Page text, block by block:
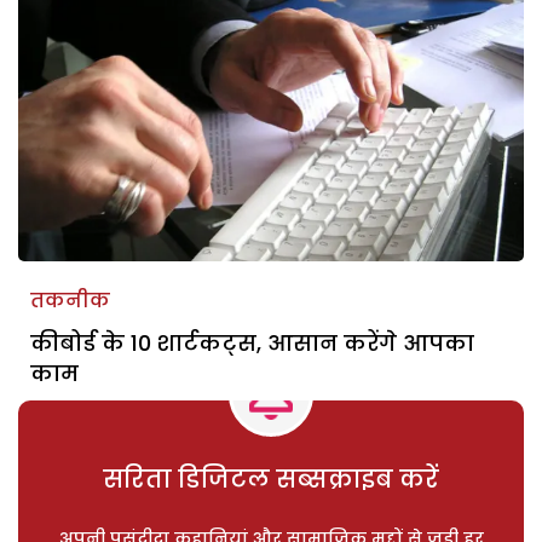
तकनीक
कीबोर्ड के 10 शार्टकट्स, आसान करेंगे आपका
काम
सरिता डिजिटल सब्सक्राइब करें